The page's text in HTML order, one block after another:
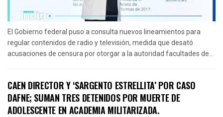
El Gobierno federal puso a consulta nuevos lineamientos para
regular contenidos de radio y televisión, medida que desató
acusaciones de censura por otorgar a la autoridad facultades de...
CAEN DIRECTOR Y ‘SARGENTO ESTRELLITA’ POR CASO
DAFNE; SUMAN TRES DETENIDOS POR MUERTE DE
ADOLESCENTE EN ACADEMIA MILITARIZADA.